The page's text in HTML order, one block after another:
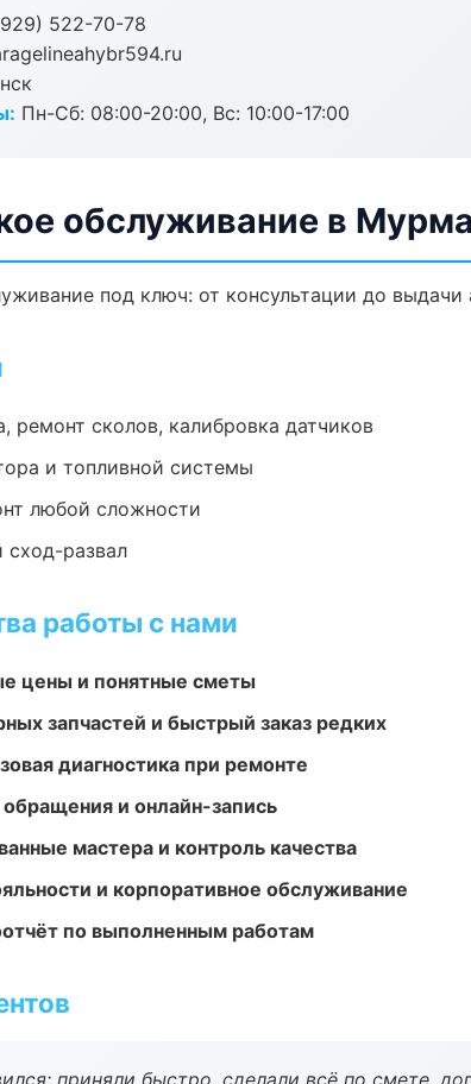
522-70-78
Пн-Сб: 08:00-20:00, Вс: 10:00-17:00
обслуживание в
под ключ: от консультации до
ремонт сколов, калибровка датчиков
и топливной системы
любой сложности
развал
работы с нами
цены и понятные сметы
запчастей и быстрый заказ редких
диагностика при ремонте
и онлайн-запись
мастера и контроль качества
и корпоративное обслуживание
по выполненным работам
приняли быстро, сделали всё по смете,